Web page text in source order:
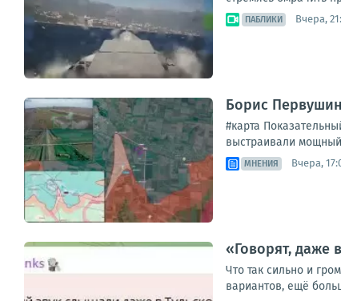
ПАБЛИКИ Вчера,
Борис
#карта
выстраивали
МНЕНИЯ Вчера,
«Говорят, даже
Что так сильно и
вариантов, ещё